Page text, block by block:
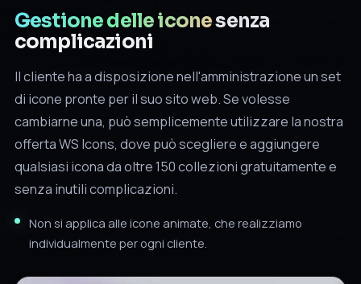
Gestione delle iconesenza
complicazioni
Il cliente ha a disposizione nell'amministrazione un set
di icone pronte per il suo sito web. Se volesse
cambiarne una, può semplicemente utilizzare la nostra
offerta WS Icons, dove può scegliere e aggiungere
qualsiasi icona da oltre 150 collezioni gratuitamente e
senza inutili complicazioni.
Non si applica alle icone animate, che realizziamo
individualmente per ogni cliente.